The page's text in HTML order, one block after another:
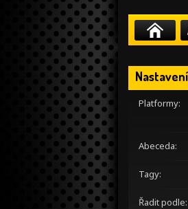
Platformy:
Abeceda:
Tagy:
Řadit podle: